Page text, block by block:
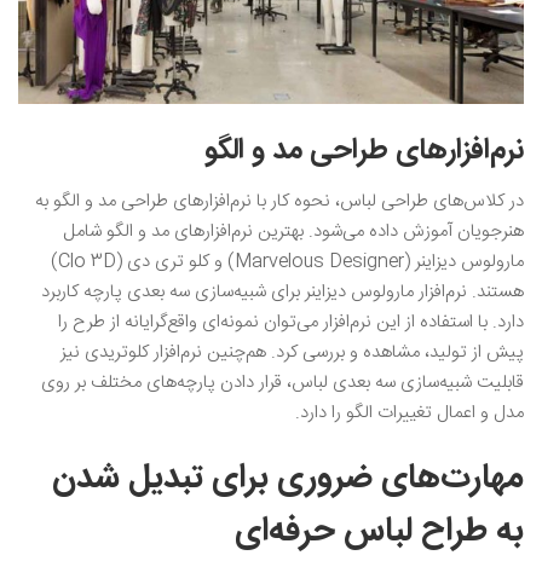
نرم‌افزار‌های طراحی مد و الگو
در کلاس‌های طراحی لباس، نحوه کار با نرم‌افزارهای طراحی مد و الگو به
هنرجویان آموزش داده می‌شود. بهترین نرم‌افزارهای مد و الگو شامل
مارولوس دیزاینر (Marvelous Designer) و کلو تری دی (Clo 3D)
هستند. نرم‌افزار مارولوس دیزاینر برای شبیه‌سازی سه بعدی پارچه کاربرد
دارد. با استفاده از این نرم‌افزار می‌توان نمونه‌ای واقع‌گرایانه از طرح را
پیش از تولید، مشاهده و بررسی کرد. هم‌چنین نرم‌افزار کلوتریدی نیز
قابلیت شبیه‌سازی سه بعدی لباس، قرار دادن پارچه‌های مختلف بر روی
مدل و اعمال تغییرات الگو را دارد.
مهارت‌های ضروری برای تبدیل شدن
به طراح لباس حرفه‌ای